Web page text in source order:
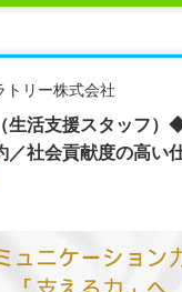
トリー株式会社
生活支援スタッフ）
／社会貢献度の高い